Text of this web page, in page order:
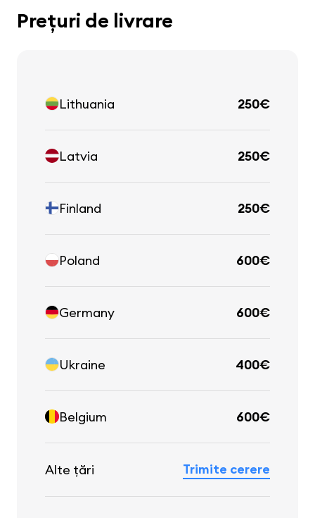
Prețuri de livrare
Lithuania 250€
Latvia 250€
Finland 250€
Poland 600€
Germany 600€
Ukraine 400€
Belgium 600€
Alte țări Trimite cerere